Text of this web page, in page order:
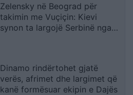
Zelensky në Beograd për
takimin me Vuçiçin: Kievi
synon ta largojë Serbinë nga
Dinamo rindërtohet gjatë
verës, afrimet dhe largimet që
kanë formësuar ekipin e Dajës